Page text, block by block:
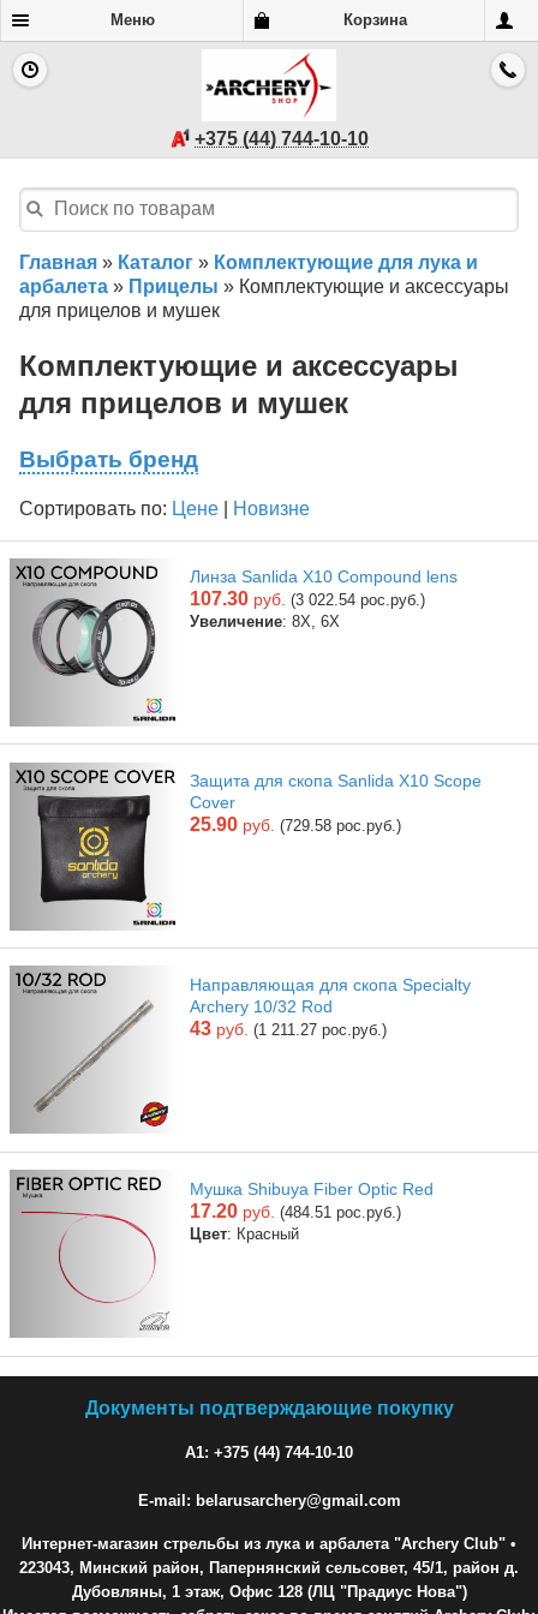
Меню Корзина
+375 (44) 744-10-10
Главная » Каталог » Комплектующие для лука и
арбалета » Прицелы » Комплектующие и аксессуары
для прицелов и мушек
Комплектующие и аксессуары
для прицелов и мушек
Выбрать бренд
Сортировать по: Цене Новизне
Линза Sanlida X10 Compound lens
107.30 руб. (3 022.54 рос.руб.)
Увеличение: 8Х, 6Х
Защита для скопа Sanlida X10 Scope
Cover
25.90 руб. (729.58 рос.руб.)
Направляющая для скопа Specialty
Archery 10/32 Rod
43 руб. (1 211.27 рос.руб.)
Мушка Shibuya Fiber Optic Red
17.20 руб. (484.51 рос.руб.)
Цвет: Красный
Документы подтверждающие покупку
A1: +375 (44) 744-10-10
E-mail: belarusarchery@gmail.com
Интернет-магазин стрельбы из лука и арбалета "Archery Club" •
223043, Минский район, Папернянский сельсовет, 45/1, район д.
Дубовляны, 1 этаж, Офис 128 (ЛЦ "Прадиус Нова")